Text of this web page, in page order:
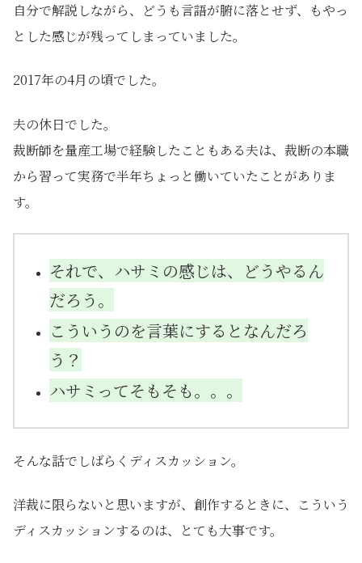
自分で解説しながら、どうも言語が腑に落とせず、もやっ
とした感じが残ってしまっていました。
2017年の4月の頃でした。
夫の休日でした。
裁断師を量産工場で経験したこともある夫は、裁断の本職
から習って実務で半年ちょっと働いていたことがありま
す。
それで、ハサミの感じは、どうやるん
だろう。
こういうのを言葉にするとなんだろ
う？
ハサミってそもそも。。。
そんな話でしばらくディスカッション。
洋裁に限らないと思いますが、創作するときに、こういう
ディスカッションするのは、とても大事です。